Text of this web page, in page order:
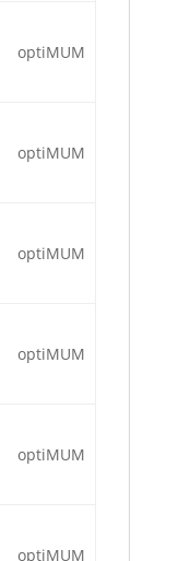
optiMUM
optiMUM
optiMUM
optiMUM
optiMUM
optiMUM